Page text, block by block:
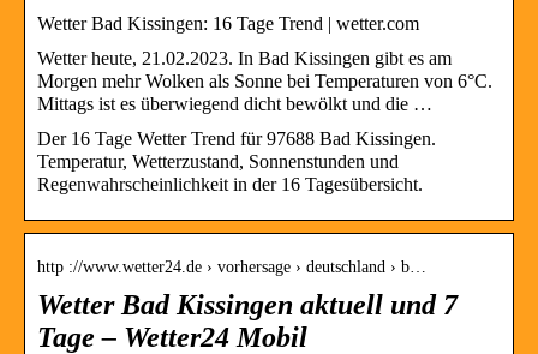
Wetter Bad Kissingen: 16 Tage Trend | wetter.com
Wetter heute, 21.02.2023. In Bad Kissingen gibt es am
Morgen mehr Wolken als Sonne bei Temperaturen von 6°C.
Mittags ist es überwiegend dicht bewölkt und die …
Der 16 Tage Wetter Trend für 97688 Bad Kissingen.
Temperatur, Wetterzustand, Sonnenstunden und
Regenwahrscheinlichkeit in der 16 Tagesübersicht.
http ://www.wetter24.de › vorhersage › deutschland › b…
Wetter Bad Kissingen aktuell und 7
Tage – Wetter24 Mobil